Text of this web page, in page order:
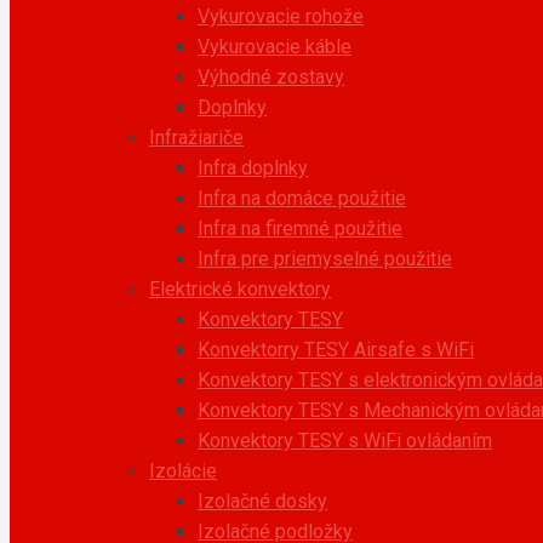
Vykurovacie rohože
Vykurovacie káble
Výhodné zostavy
Doplnky
Infražiariče
Infra doplnky
Infra na domáce použitie
Infra na firemné použitie
Infra pre priemyselné použitie
Elektrické konvektory
Konvektory TESY
Konvektorry TESY Airsafe s WiFi
Konvektory TESY s elektronickým
Konvektory TESY s Mechanickým
Konvektory TESY s WiFi ovládaním
Izolácie
Izolačné dosky
Izolačné podložky